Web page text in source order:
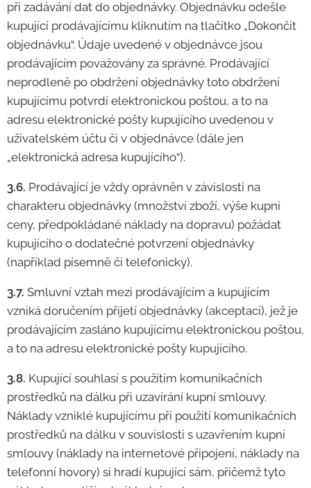
při zadávání dat do objednávky. Objednávku odešle
kupující prodávajícímu kliknutím na tlačítko „Dokončit
objednávku“. Údaje uvedené v objednávce jsou
prodávajícím považovány za správné. Prodávající
neprodleně po obdržení objednávky toto obdržení
kupujícímu potvrdí elektronickou poštou, a to na
adresu elektronické pošty kupujícího uvedenou v
uživatelském účtu či v objednávce (dále jen
„elektronická adresa kupujícího“).
3.6. Prodávající je vždy oprávněn v závislosti na
charakteru objednávky (množství zboží, výše kupní
ceny, předpokládané náklady na dopravu) požádat
kupujícího o dodatečné potvrzení objednávky
(například písemně či telefonicky).
3.7. Smluvní vztah mezi prodávajícím a kupujícím
vzniká doručením přijetí objednávky (akceptací), jež je
prodávajícím zasláno kupujícímu elektronickou poštou,
a to na adresu elektronické pošty kupujícího.
3.8. Kupující souhlasí s použitím komunikačních
prostředků na dálku při uzavírání kupní smlouvy.
Náklady vzniklé kupujícímu při použití komunikačních
prostředků na dálku v souvislosti s uzavřením kupní
smlouvy (náklady na internetové připojení, náklady na
telefonní hovory) si hradí kupující sám, přičemž tyto